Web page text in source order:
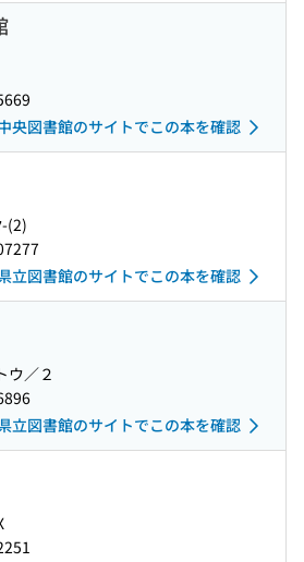
央図書館のサイトでこの本を確認
(2)
立図書館のサイトでこの本を確認
ウ／２
立図書館のサイトでこの本を確認